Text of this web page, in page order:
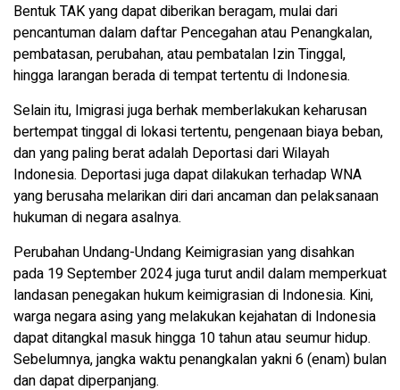
Bentuk TAK yang dapat diberikan beragam, mulai dari
pencantuman dalam daftar Pencegahan atau Penangkalan,
pembatasan, perubahan, atau pembatalan Izin Tinggal,
hingga larangan berada di tempat tertentu di Indonesia.
Selain itu, Imigrasi juga berhak memberlakukan keharusan
bertempat tinggal di lokasi tertentu, pengenaan biaya beban,
dan yang paling berat adalah Deportasi dari Wilayah
Indonesia. Deportasi juga dapat dilakukan terhadap WNA
yang berusaha melarikan diri dari ancaman dan pelaksanaan
hukuman di negara asalnya.
Perubahan Undang-Undang Keimigrasian yang disahkan
pada 19 September 2024 juga turut andil dalam memperkuat
landasan penegakan hukum keimigrasian di Indonesia. Kini,
warga negara asing yang melakukan kejahatan di Indonesia
dapat ditangkal masuk hingga 10 tahun atau seumur hidup.
Sebelumnya, jangka waktu penangkalan yakni 6 (enam) bulan
dan dapat diperpanjang.